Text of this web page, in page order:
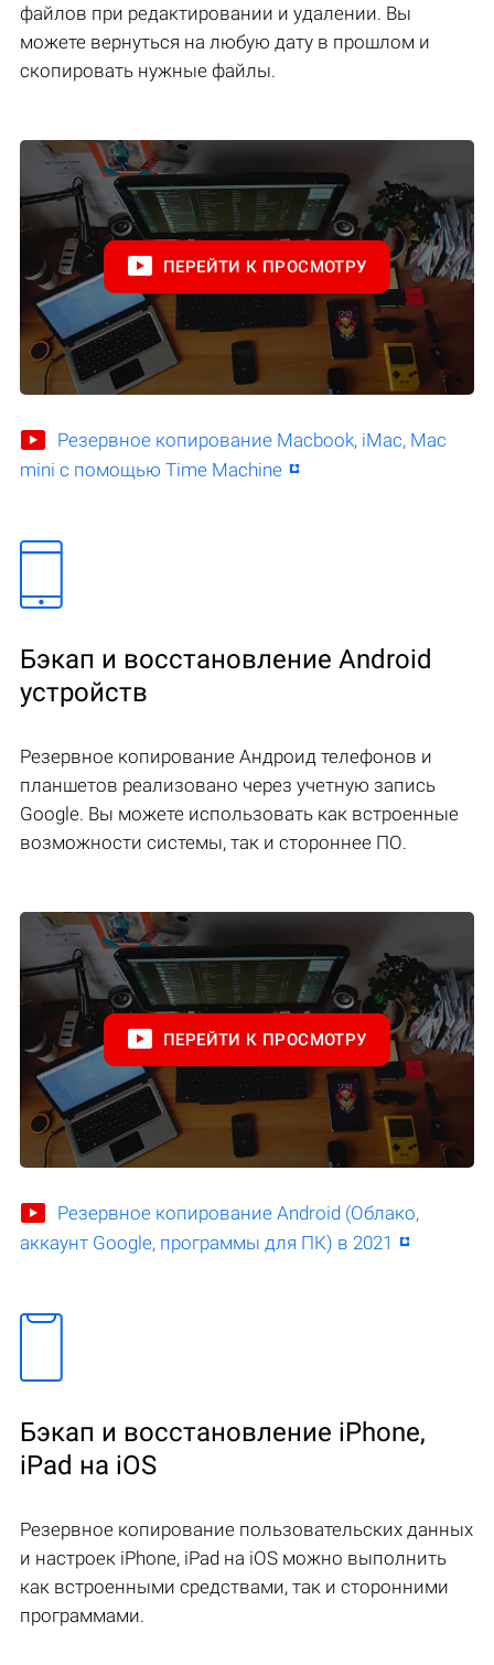
файлов при редактировании и удалении. Вы
можете вернуться на любую дату в прошлом и
скопировать нужные файлы.
ПЕРЕЙТИ К ПРОСМОТРУ
Резервное копирование Macbook, iMac, Mac
mini с помощью Time Machine
Бэкап и восстановление Android
устройств
Резервное копирование Андроид телефонов и
планшетов реализовано через учетную запись
Google. Вы можете использовать как встроенные
возможности системы, так и стороннее ПО.
ПЕРЕЙТИ К ПРОСМОТРУ
Резервное копирование Android (Облако,
аккаунт Google, программы для ПК) в 2021
Бэкап и восстановление iPhone,
iPad на iOS
Резервное копирование пользовательских данных
и настроек iPhone, iPad на iOS можно выполнить
как встроенными средствами, так и сторонними
программами.